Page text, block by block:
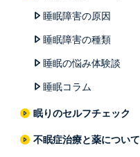
睡眠障害の原因
睡眠障害の種類
睡眠の悩み体験談
睡眠コラム
眠りのセルフチェック
不眠症治療と薬について